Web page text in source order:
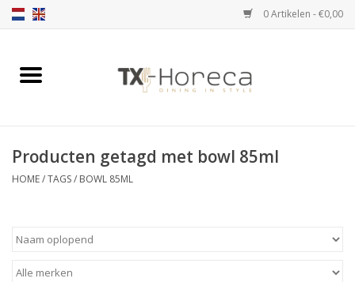
0 Artikelen - €0,00
Home
Catalogi
Producten getagd met bowl 85ml
HOME/TAGS/ BOWL 85ML